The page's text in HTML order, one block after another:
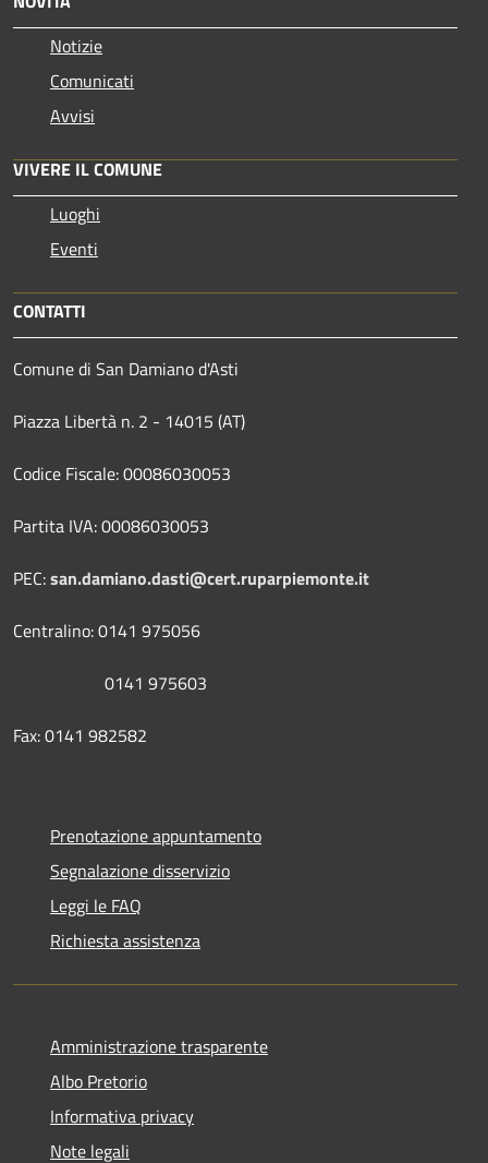
Notizie
Comunicati
Avvisi
VIVERE IL COMUNE
Luoghi
Eventi
CONTATTI
Comune di San Damiano d'Asti
Piazza Libertà n. 2 - 14015 (AT)
Codice Fiscale: 00086030053
Partita IVA: 00086030053
PEC:san.damiano.dasti@cert.ruparpiemonte.it
Centralino: 0141 975056
0141 975603
Fax: 0141 982582
Prenotazione appuntamento
Segnalazione disservizio
Leggi le FAQ
Richiesta assistenza
Amministrazione trasparente
Albo Pretorio
Informativa privacy
Note legali